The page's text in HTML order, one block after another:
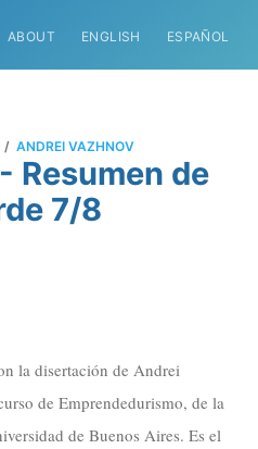
ABOUT ENGLISH ESPAÑOL
/ ANDREI VAZHNOV
Resumen de
7/8
la disertación de Andrei
de Emprendedurismo, de la
de Buenos Aires. Es el